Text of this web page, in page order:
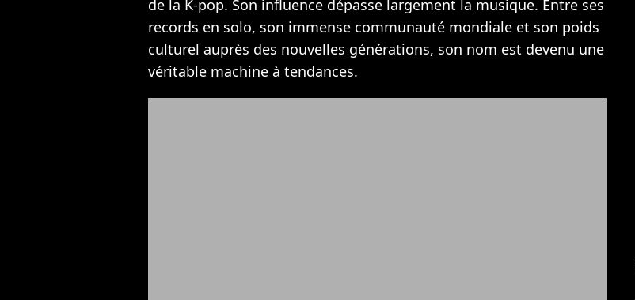
de la K-pop. Son influence dépasse largement la musique. Entre ses
records en solo, son immense communauté mondiale et son poids
culturel auprès des nouvelles générations, son nom est devenu une
véritable machine à tendances.